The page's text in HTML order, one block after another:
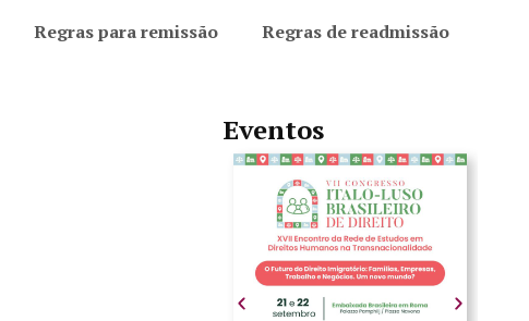
Regras para remissão Regras de readmissão
Eventos